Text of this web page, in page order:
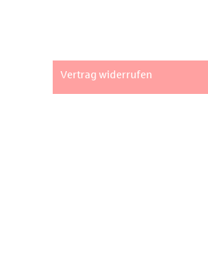
Vertrag widerrufen